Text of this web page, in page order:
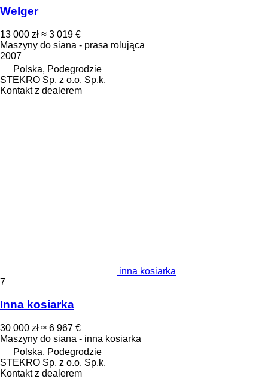
Welger
13 000 zł ≈ 3 019 €
Maszyny do siana - prasa rolująca
2007
Polska, Podegrodzie
STEKRO Sp. z o.o. Sp.k.
Kontakt z dealerem
inna kosiarka
7
Inna kosiarka
30 000 zł ≈ 6 967 €
Maszyny do siana - inna kosiarka
Polska, Podegrodzie
STEKRO Sp. z o.o. Sp.k.
Kontakt z dealerem